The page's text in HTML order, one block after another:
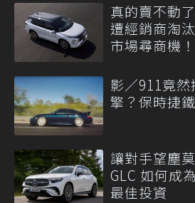
真的賣不動
遭經銷商淘
市場尋商機！
影／911竟
擎？保時捷
讓對手望塵
GLC 如何成
最佳投資